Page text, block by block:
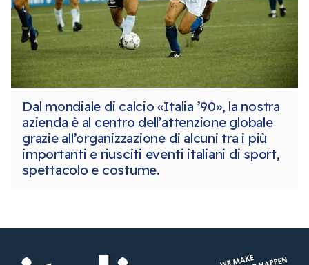
Dal mondiale di calcio «Italia ’90», la nostra
azienda è al centro dell’attenzione globale
grazie all’organizzazione di alcuni tra i più
importanti e riusciti eventi italiani di sport,
spettacolo e costume.